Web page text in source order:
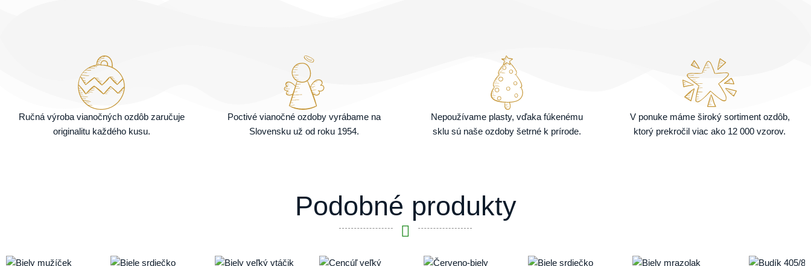
Ručná výroba vianočných ozdôb zaručuje
originalitu každého kusu.
Poctivé vianočné ozdoby vyrábame na
Slovensku už od roku 1954.
Nepoužívame plasty, vďaka fúkenému
sklu sú naše ozdoby šetrné k prírode.
V ponuke máme široký sortiment ozdôb,
ktorý prekročil viac ako 12 000 vzorov.
Podobné produkty